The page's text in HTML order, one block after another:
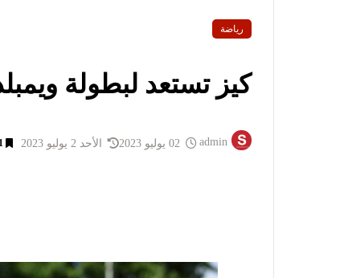
رياضة
كيز تستعد لبطولة
admin الأحد 2 يوليو 2023 1